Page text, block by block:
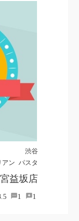
渋谷
アン パスタ
益坂店
1 1